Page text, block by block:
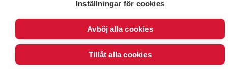
Inställningar för cookies
Avböj alla cookies
Tillåt alla cookies
Heatknife Bauerfeind Stimulite
© 2026 - Göran Sjödén Rehab Shop AB
Alla rättigheter förbehållna